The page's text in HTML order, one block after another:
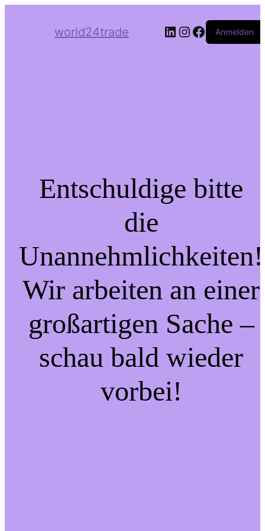
world24trade LinkedIn
Instagram
Facebook
Anmelden
Entschuldige bitte
die
Unannehmlichkeiten!
Wir arbeiten an einer
großartigen Sache –
schau bald wieder
vorbei!